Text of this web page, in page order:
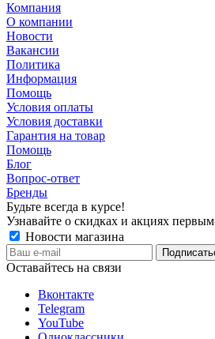
Компания
О компании
Новости
Вакансии
Политика
Информация
Помощь
Условия оплаты
Условия доставки
Гарантия на товар
Помощь
Блог
Вопрос-ответ
Бренды
Будьте всегда в курсе!
Узнавайте о скидках и акциях первым
Новости магазина
Оставайтесь на связи
Вконтакте
Telegram
YouTube